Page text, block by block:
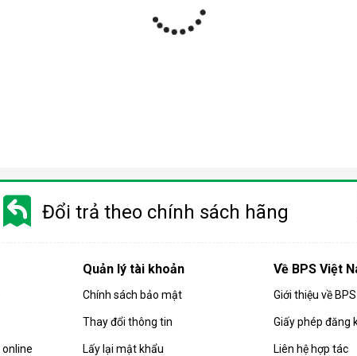
quý khách cần phải cân nhắc kỹ trước khi chọn mua sản
hút ẩm của căn phòng. Các sản phẩm
gia đình
có công suất càng cao. Và ngược lại, diện tích phòng càng
có công suất 10-16 lít/ngày.
có công suất từ 10 - 18 lít/ngày.
Đổi trả theo chính sách hãng
Quản lý tài khoản
Chính sách bảo mật
Thay đổi thông tin
Lấy lại mật khẩu
Về BPS Việt
Giới thiệu về
Giấy phép đăng
Liên hệ hợp tác